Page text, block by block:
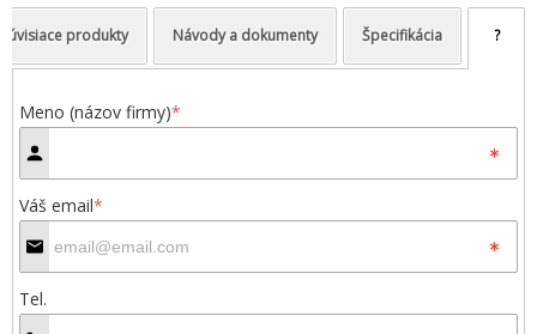
Súvisiace produkty Návody a dokumenty Špecifikácia ?
Meno (názov firmy)*
Váš email*
Tel.